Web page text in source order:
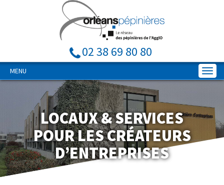
02 38 69 80 80
MENU
LOCAUX & SERVICES
POUR LES CRÉATEURS
D’ENTREPRISES